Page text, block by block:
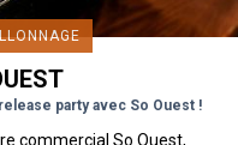
party avec So Ouest !
commercial So Ouest,